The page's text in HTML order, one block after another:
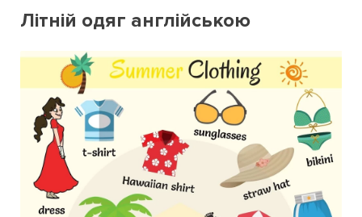
Літній одяг англійською